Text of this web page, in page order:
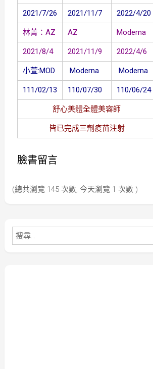
2021/7/26 2021/11/7 2022/4/20
林菁：AZ AZ Moderna
2021/8/4 2021/11/9 2022/4/6
小萱:MOD Moderna Moderna
111/02/13 110/07/30 110/06/24
舒心美體全體美容師
皆已完成三劑疫苗注射
臉書留言
(總共瀏覽 145 次數, 今天瀏覽 1 次數 )